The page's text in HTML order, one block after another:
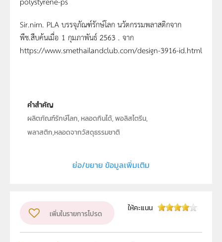
Sir.nim. ​PLA บรรจุภัณฑ์รักษ์โลก นวัตกรรมพลาสติกจาก
พืช.สืบค้นเมื่อ 1 กุมภาพันธ์ 2563 . จาก
https://www.smethailandclub.com/design-3916-id.html
คำสำคัญ
ผลิตภัณฑ์รักษ์โลก, หลอดกินได้, พอลิสไตรีน,
พลาสติก,หลอดจากวัสดุธรรมชาติ
สุภาวดี สาระวัน
วิชา
ย่อ/ขยาย ข้อมูลเพิ่มเติม
เพิ่มในรายการโปรด
ให้คะแนน